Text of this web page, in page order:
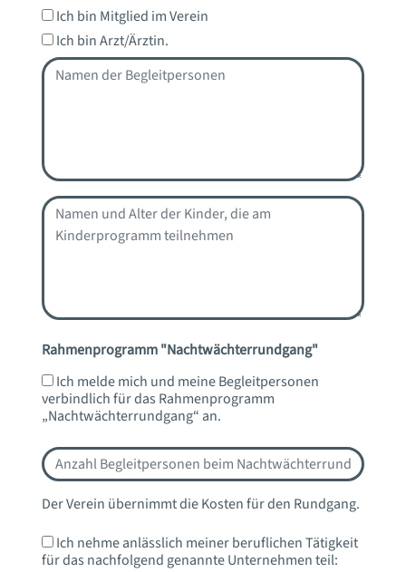
Ich bin Mitglied im Verein
Ich bin Arzt/Ärztin.
Rahmenprogramm "Nachtwächterrundgang"
Ich melde mich und meine Begleitpersonen
verbindlich für das Rahmenprogramm
„Nachtwächterrundgang“ an.
Der Verein übernimmt die Kosten für den Rundgang.
Ich nehme anlässlich meiner beruflichen Tätigkeit
für das nachfolgend genannte Unternehmen teil: